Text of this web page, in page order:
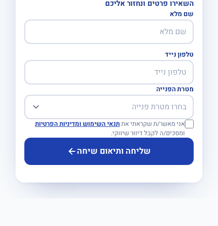
השאירו פרטים ונחזור אליכם
שם מלא
טלפון נייד
מטרת הפנייה
אני מאשר/ת שקראתי אתתנאי השימוש ומדיניות הפרטיות
ומסכים/ה לקבל דיוור שיווקי.
שליחה ותיאום שיחה